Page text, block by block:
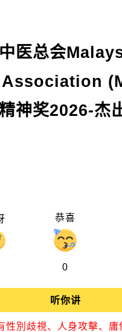
医总会
神奖2026-杰
恭喜
0
听你讲
性別歧視、人身攻擊、